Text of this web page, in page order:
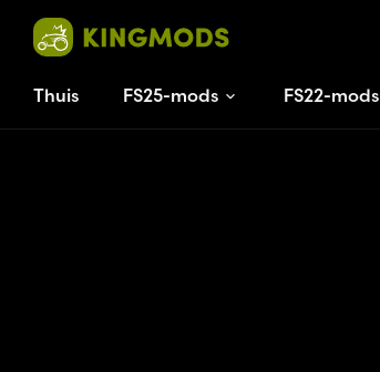
Thuis FS25-mods FS22-mods